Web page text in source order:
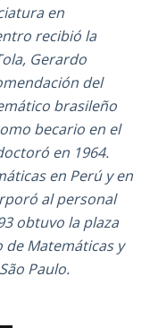
en
recibió la
Gerardo
del
brasileño
becario en el
en 1964.
en Perú y en
al personal
obtuvo la plaza
Matemáticas y
Paulo.